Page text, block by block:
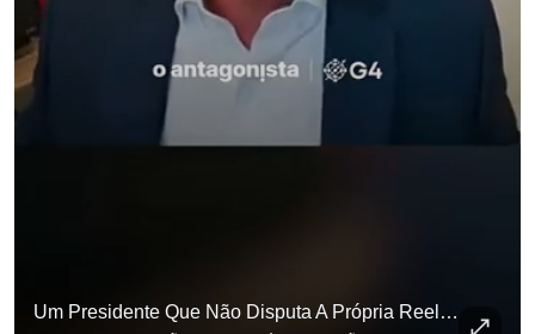
Um Presidente Que Não Disputa A Própria Reeleição Decide Pensando Em Quem Vem Depois.